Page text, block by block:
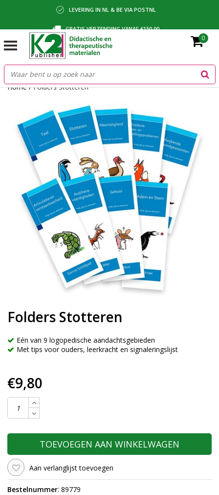
LEVERING IN NL & BE VIA POSTNL
GRATIS VERZENDING VANAF €150,00
BETALING VIA IDEAL, BANCONTACT OF FACTUUR
0
Home/Folders Stotteren
Folders Stotteren
Eén van 9 logopedische aandachtsgebieden
Met tips voor ouders, leerkracht en signaleringslijst
€9,80
TOEVOEGEN AAN WINKELWAGEN
Aan verlanglijst toevoegen
Bestelnummer: 89779